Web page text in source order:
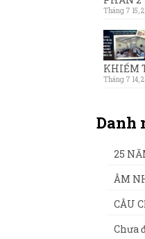
Tháng 7 15,
KHIẾM
Tháng 7 14,
Danh
25
ÂM
CÂU
Chưa